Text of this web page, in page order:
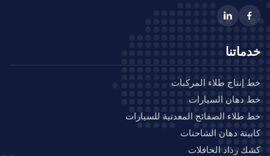
طلاء المركبات
دهان السيارات
الصفائح المعدنية للسيارات
دهان الشاحنات
رذاذ الحافلات